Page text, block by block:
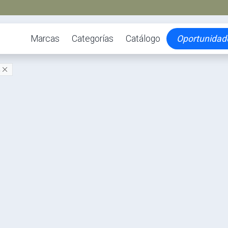
Marcas Categorías Catálogo